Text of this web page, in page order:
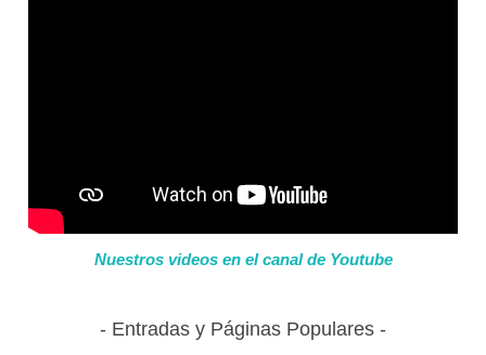
Nuestros videos en el canal de Youtube
Entradas y Páginas Populares